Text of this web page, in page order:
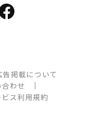
告掲載について
わせ
ビス利用規約